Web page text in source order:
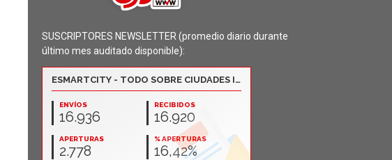
SUSCRIPTORES NEWSLETTER (promedio diario durante
último mes auditado disponible):